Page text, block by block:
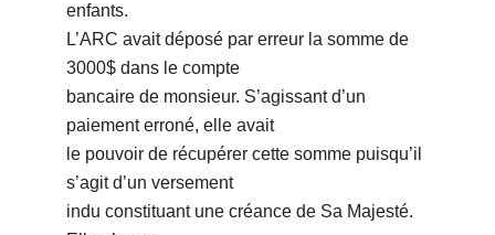
enfants.
L’ARC avait déposé par erreur la somme de
3000$ dans le compte
bancaire de monsieur. S’agissant d’un
paiement erroné, elle avait
le pouvoir de récupérer cette somme puisqu’il
s’agit d’un versement
indu constituant une créance de Sa Majesté.